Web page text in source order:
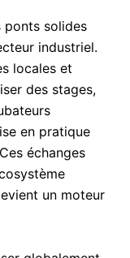
ponts solides
industriel.
locales et
des stages,
en pratique
échanges
un moteur